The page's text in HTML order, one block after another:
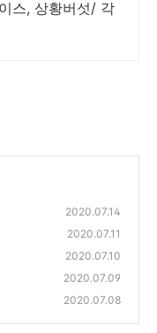
스, 상황버섯/ 각
2020.07.14
2020.07.11
2020.07.10
2020.07.09
2020.07.08